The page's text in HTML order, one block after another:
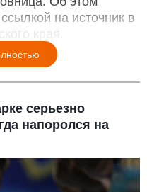
на источник в
края.
серьезно
напоролся на